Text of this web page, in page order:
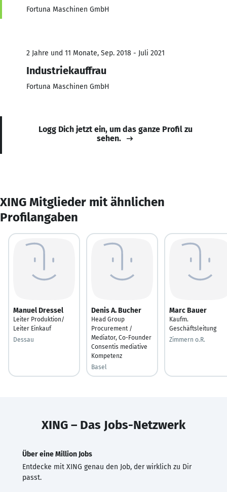
Fortuna Maschinen GmbH
2 Jahre und 11 Monate, Sep. 2018 - Juli 2021
Industriekauffrau
Fortuna Maschinen GmbH
Logg Dich jetzt ein, um das ganze Profil zu
sehen.
XING Mitglieder mit ähnlichen
Profilangaben
Manuel Dressel
Leiter Produktion/
Leiter Einkauf
Dessau
Denis A. Bucher
Head Group
Procurement /
Mediator, Co-Founder
Consentis mediative
Kompetenz
Basel
Marc Bauer
Kaufm.
Geschäftsleitung
Zimmern o.R.
XING – Das Jobs-Netzwerk
Über eine Million Jobs
Entdecke mit XING genau den Job, der wirklich zu Dir
passt.